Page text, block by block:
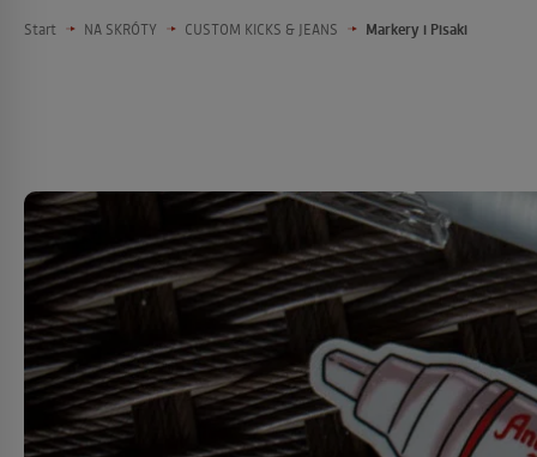
Start NA SKRÓTY CUSTOM KICKS & JEANS Markery i Pisaki